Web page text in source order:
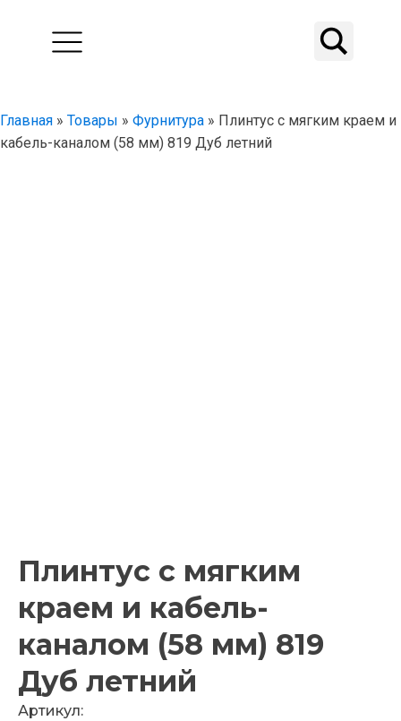
Главная » Товары » Фурнитура » Плинтус с мягким краем и
кабель-каналом (58 мм) 819 Дуб летний
Плинтус с мягким
краем и кабель-
каналом (58 мм) 819
Дуб летний
Артикул: